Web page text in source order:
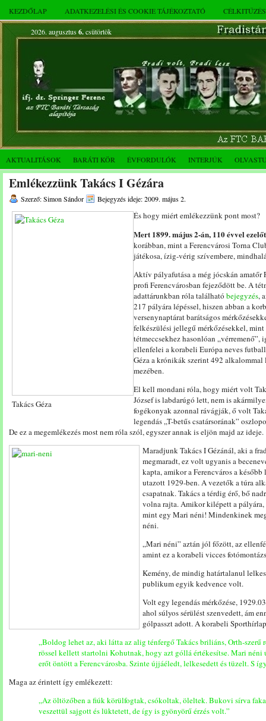
KEZDŐLAP ADATKEZELÉSI ÉS COOKIE TÁJÉKOZTATÓ
2026. augusztus 6.csütörtök
AKTUALITÁSOK BARÁTI KÖR ÉVFORDULÓK INTERJÚK
Emlékezzünk Takács I Gézára
Szerző: Simon Sándor Bejegyzés ideje: 2009. május 2.
Takács Géza
És hogy miért emlékezzünk pont most?
Mert 1899. május 2-án, 110 évvel
korábban, mint a Ferencvárosi Torna
játékosa, ízig-vérig szívembere,
Aktív pályafutása a még jócskán amatőr
profi Ferencvárosban fejeződött be. A
adattárunkban róla található bejegyzés,
217 pályára lépéssel, hiszen abban a
versenynaptárat barátságos
felkészülési jellegű mérkőzésekkel,
tétmeccsekhez hasonlóan
ellenfelei a korabeli Európa neves
Géza a krónikák szerint 492
mezében.
El kell mondani róla, hogy miért volt
József is labdarúgó lett, nem is
fogékonyak azonnal rávágják, ő volt
legendás „T-betűs csatársorának”
De ez a megemlékezés most nem róla szól, egyszer annak is eljön majd az ideje.
Maradjunk Takács I Gézánál, aki a
megmaradt, ez volt ugyanis a
kapta, amikor a Ferencváros a
utazott 1929-ben. A vezetők a túra
csapatnak. Takács a térdig érő, bő
volna rajta. Amikor kilépett a
mint egy Mari néni! Mindenkinek
néni.
„Mari néni” aztán jól főzött, az
amint ez a korabeli vicces
Kemény, de mindig határtalanul
publikum egyik kedvence volt.
Volt egy legendás mérkőzése,
ahol súlyos sérülést szenvedett, ám
gólpasszt adott. A korabeli
„Boldog lehet az, aki látta az alig ténfergő Takács briliáns, Orth-szerű
rössel kellett startolni Kohutnak, hogy azt góllá értékesítse. Mari
erőt öntött a Ferencvárosba. Szinte újjáéledt, lelkesedett és tüzelt. S
Maga az érintett így emlékezett:
„Az öltözőben a fiúk körülfogtak, csókoltak, öleltek. Bukovi sírva
veszettül sajgott és lüktetett, de így is gyönyörű érzés volt.”